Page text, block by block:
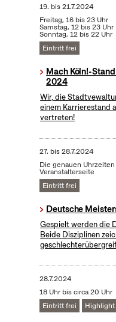
19. bis21.7.2024
Freitag, 16 bis 23 Uhr
Samstag, 12 bis 23 Uhr
Sonntag, 12 bis 22 Uhr
Eintritt frei
Mach Köln!-
2024
Wir, die
einem Karrierestand
vertreten!
27. bis28.7.2024
Die genauen
Veranstalterseite
Eintritt frei
Deutsche
Gespielt werden die
Beide Disziplinen
28.7.2024
18 Uhr bis circa 20 Uhr
Eintritt frei
Highlight